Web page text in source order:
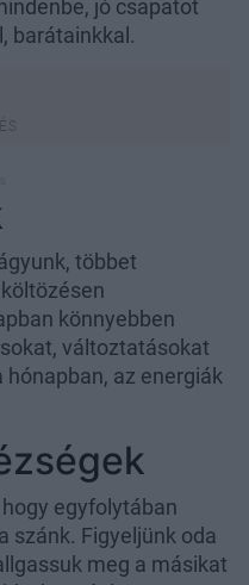
jó csapatot
barátainkkal.
többet
könnyebben
változtatásokat
az energiák
egyfolytában
szánk. Figyeljünk oda
meg a másikat